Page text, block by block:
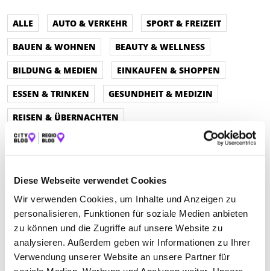
Diese Webseite verwendet Cookies
Wir verwenden Cookies, um Inhalte und Anzeigen zu
personalisieren, Funktionen für soziale Medien anbieten
zu können und die Zugriffe auf unsere Website zu
analysieren. Außerdem geben wir Informationen zu Ihrer
Verwendung unserer Website an unsere Partner für
ALLE AUTO & VERKEHR
SPORT & FREIZEIT
BAUEN & WOHNEN
BEAUTY & WELLNESS
BILDUNG & MEDIEN
EINKAUFEN & SHOPPEN
ESSEN & TRINKEN
GESUNDHEIT & MEDIZIN
REISEN & ÜBERNACHTEN
SERVICE & DIENSTLEISTUNGEN